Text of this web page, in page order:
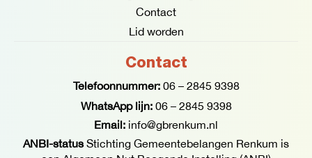
Contact
Lid worden
Contact
Telefoonnummer: 06 – 2845 9398
WhatsApp lijn: 06 – 2845 9398
Email: info@gbrenkum.nl
ANBI-statusStichting Gemeentebelangen Renkum is